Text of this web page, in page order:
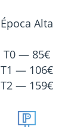
Época Alta
T0 — 85€
T1 — 106€
T2 — 159€